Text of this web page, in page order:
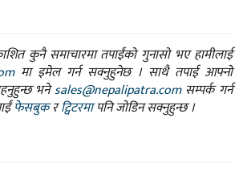
कुनै समाचारमा तपाईंको गुनासो भए हामीलाई
मा इमेल गर्न सक्नुहुनेछ । साथै तपाई आफ्नो
भनेsales@nepalipatra.comसम्पर्क गर्न
फेसबुकरट्विटरमापनि जोडिन सक्नुहुन्छ ।